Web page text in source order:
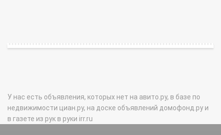
У нас есть объявления, которых нет на авито.ру, в базе по
недвижимости циан.ру, на доске объявлений домофонд.ру и
в газете из рук в руки irr.ru